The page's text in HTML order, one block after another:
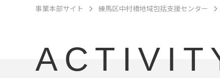
事業本部サイト 練馬区中村橋地域包括支援センター